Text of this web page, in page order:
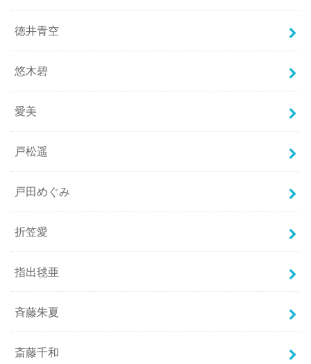
徳井青空
悠木碧
愛美
戸松遥
戸田めぐみ
折笠愛
指出毬亜
斉藤朱夏
斎藤千和